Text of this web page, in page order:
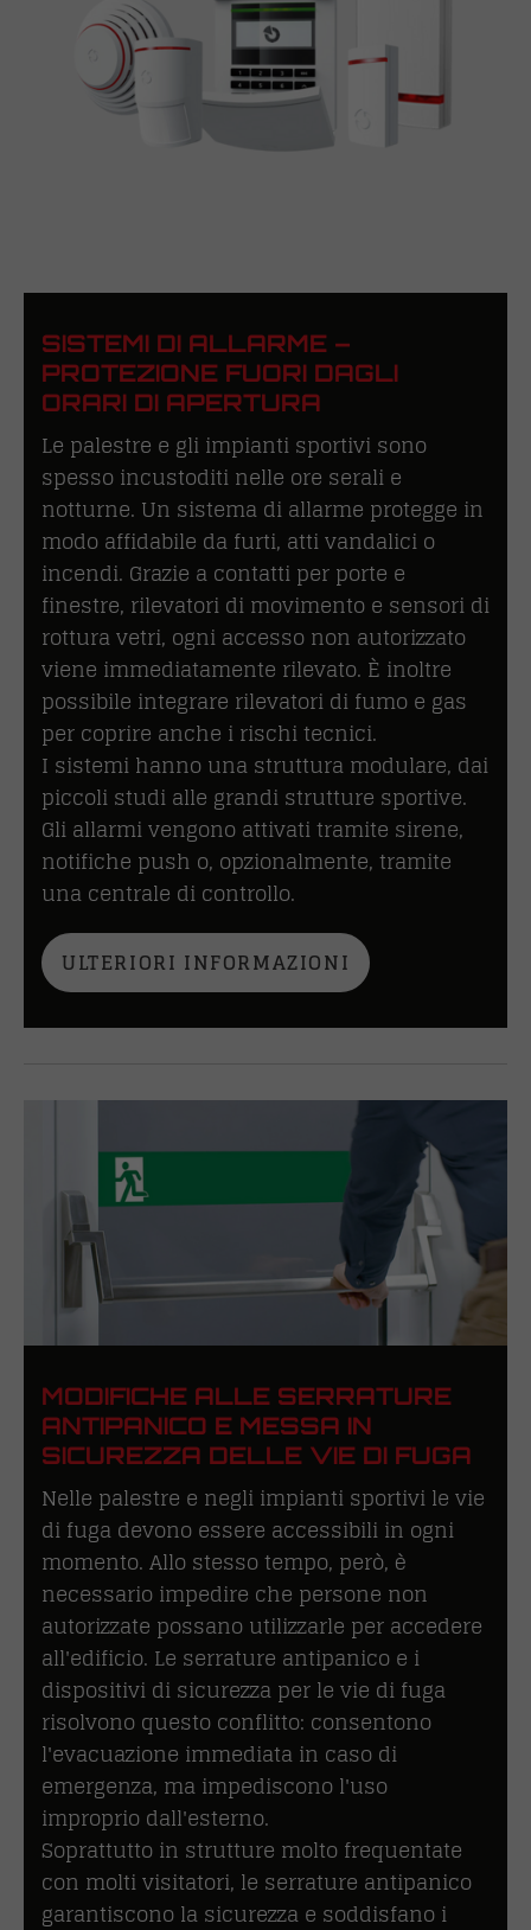
SISTEMI DI ALLARME –
PROTEZIONE FUORI DAGLI
ORARI DI APERTURA
Le palestre e gli impianti sportivi sono
spesso incustoditi nelle ore serali e
notturne. Un sistema di allarme protegge in
modo affidabile da furti, atti vandalici o
incendi. Grazie a contatti per porte e
finestre, rilevatori di movimento e sensori di
rottura vetri, ogni accesso non autorizzato
viene immediatamente rilevato. È inoltre
possibile integrare rilevatori di fumo e gas
per coprire anche i rischi tecnici.
I sistemi hanno una struttura modulare, dai
piccoli studi alle grandi strutture sportive.
Gli allarmi vengono attivati tramite sirene,
notifiche push o, opzionalmente, tramite
una centrale di controllo.
ULTERIORI INFORMAZIONI
MODIFICHE ALLE SERRATURE
ANTIPANICO E MESSA IN
SICUREZZA DELLE VIE DI FUGA
Nelle palestre e negli impianti sportivi le vie
di fuga devono essere accessibili in ogni
momento. Allo stesso tempo, però, è
necessario impedire che persone non
autorizzate possano utilizzarle per accedere
all'edificio. Le serrature antipanico e i
dispositivi di sicurezza per le vie di fuga
risolvono questo conflitto: consentono
l'evacuazione immediata in caso di
emergenza, ma impediscono l'uso
improprio dall'esterno.
Soprattutto in strutture molto frequentate
con molti visitatori, le serrature antipanico
garantiscono la sicurezza e soddisfano i